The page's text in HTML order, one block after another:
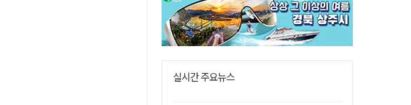
실시간 주요뉴스